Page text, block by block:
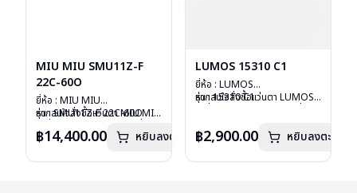
MIU MIU SMU11Z-F
22C-60O
ยี่ห้อ : MIU MIU
รุ่น : SMU11Z-F 22C-60O
เลนส์ : กันแดดสีฟ้า
น้ำหนัก : 24 กรัม
หากสนใจสั่งชื้อแว่นตา MIU MIU
ลงไว้กรุณาติดต่อเรา
คลิก
฿14,400.00 หยิบลงตะกร้า
LUMOS 15310 C1
ยี่ห้อ : LUMOS
รุ่น : 15310 C1
บานพับ : ไม่มีสปริง
อุปกรณ์ : กล่องแว่น , ผ้าเช็ดแว่น
หากสนใจสั่งชื้อแว่นตา LUMOS
฿2,900.00 หยิบลงตะกร้า